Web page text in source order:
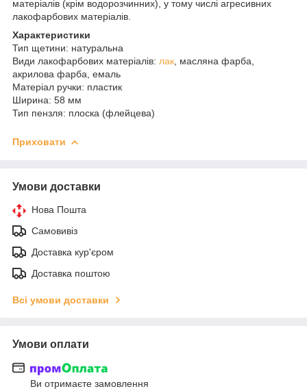
матеріалів (крім водорозчинних), у тому числі агресивних
лакофарбових матеріалів.
Характеристики
Тип щетини: натуральна
Види лакофарбових матеріалів: лак , масляна фарба,
акрилова фарба, емаль
Матеріал ручки: пластик
Ширина: 58 мм
Тип пензля: плоска (флейцева)
Приховати
Умови доставки
Нова Пошта
Самовивіз
Доставка кур'єром
Доставка поштою
Всі умови доставки
Умови оплати
Ви отримаєте замовлення